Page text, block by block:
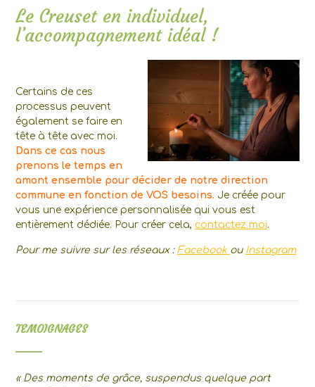
Le Creuset en individuel,
l’accompagnement idéal !
Certains de ces
processus peuvent
également se faire en
tête à tête avec moi.
Dans ce cas nous
prenons le temps en
amont ensemble pour décider de notre direction
commune en fonction de VOS besoins. Je créée pour
vous une expérience personnalisée qui vous est
entièrement dédiée. Pour créer cela, contactez moi.
Pour me suivre sur les réseaux : Facebook ou Instagram
TEMOIGNAGES
« Des moments de grâce, suspendus quelque part